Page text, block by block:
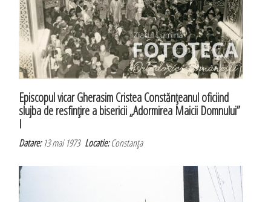
Episcopul vicar Gherasim Cristea Constănţeanul oficiind
slujba de resfinţire a bisericii „Adormirea Maicii Domnului”
I
Datare:13 mai 1973Locatie:Constanţa